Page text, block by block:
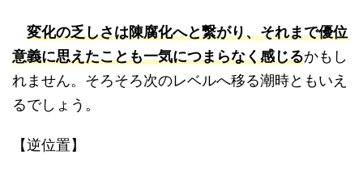
変化の乏しさは陳腐化へと繋がり、それまで優位
意義に思えたことも一気につまらなく感じるかもし
れません。そろそろ次のレベルへ移る潮時ともいえ
るでしょう。
【逆位置】